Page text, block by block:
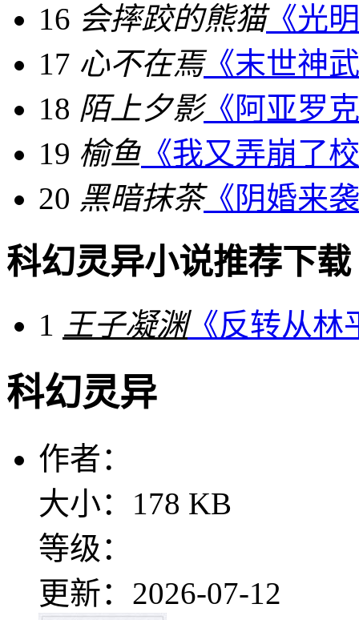
16 会摔跤的熊猫《光
17 心不在焉《末世神
18 陌上夕影《阿亚罗
19 榆鱼 《我又弄崩了
20 黑暗抹茶《阴婚来
科幻灵异小说推荐下载
1 王子凝渊《反转从林
科幻灵异
作者：
大小：178 KB
等级：
更新：2026-07-12